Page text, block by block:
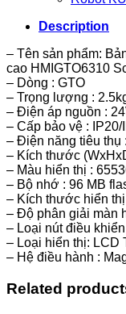
Description
– Tên sản phẩm:
cao HMIGTO6310
– Dòng : GTO
– Trọng lượng :
– Điện áp nguồn :
– Cấp bảo vệ : IP20/
– Điện năng tiêu thụ
– Kích thước
– Màu hiển thị :
– Bộ nhớ : 96 MB
– Kích thước hiển
– Độ phân giải màn
– Loại nút điều
– Loại hiển thị: LCD
– Hệ điều hành :
Related